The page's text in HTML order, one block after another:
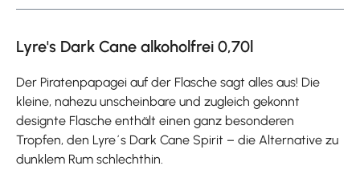
Lyre's Dark Cane alkoholfrei 0,70l
Der Piratenpapagei auf der Flasche sagt alles aus! Die
kleine, nahezu unscheinbare und zugleich gekonnt
designte Flasche enthält einen ganz besonderen
Tropfen, den Lyre´s Dark Cane Spirit – die Alternative zu
dunklem Rum schlechthin.